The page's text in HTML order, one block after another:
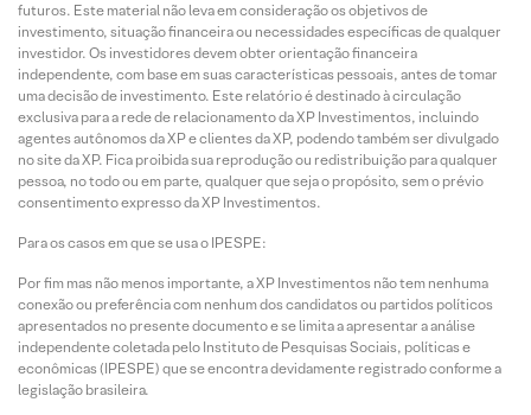
futuros. Este material não leva em consideração os objetivos de
investimento, situação financeira ou necessidades específicas de qualquer
investidor. Os investidores devem obter orientação financeira
independente, com base em suas características pessoais, antes de tomar
uma decisão de investimento. Este relatório é destinado à circulação
exclusiva para a rede de relacionamento da XP Investimentos, incluindo
agentes autônomos da XP e clientes da XP, podendo também ser divulgado
no site da XP. Fica proibida sua reprodução ou redistribuição para qualquer
pessoa, no todo ou em parte, qualquer que seja o propósito, sem o prévio
consentimento expresso da XP Investimentos.
Para os casos em que se usa o IPESPE:
Por fim mas não menos importante, a XP Investimentos não tem nenhuma
conexão ou preferência com nenhum dos candidatos ou partidos políticos
apresentados no presente documento e se limita a apresentar a análise
independente coletada pelo Instituto de Pesquisas Sociais, políticas e
econômicas (IPESPE) que se encontra devidamente registrado conforme a
legislação brasileira.